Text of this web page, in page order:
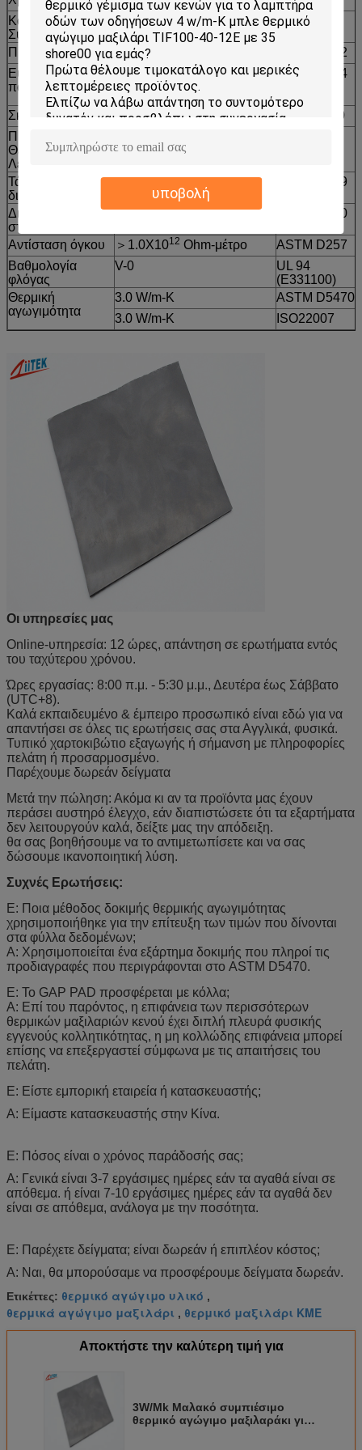
υποβολή
Κατασκευή &
Σύνθεση
Ελαστομερές σιλικόνης
γεμάτο με κεραμικό
******
Πυκνότητα(g/cm³) 3.1
ASTM D792
Εύρος
πάχους(ίντσα/mm)
0.010~0.020 0.030~0.200
ASTM D374
(0.25~0.50)
(0.75~5.00)
Σκληρότητα
65 Shore 00 60 Shore 00
ASTM 2240
Προτεινόμενη
Θερμοκρασία
Λειτουργίας
Τάση
διάσπασης(V/mm)
≥5500 ASTM D149
Διηλεκτρική
σταθερά
6.5 MHz ASTM D150
Αντίσταση όγκου ＞1.0X1012 Ohm-μέτρο
ASTM D257
Βαθμολογία
φλόγας
V-0
UL 94
(E331100)
Θερμική
αγωγιμότητα
3.0 W/m-K
ASTM D5470
3.0 W/m-K
ISO22007
Οι υπηρεσίες μας
Online-υπηρεσία: 12 ώρες, απάντηση σε ερωτήματα εντός
του ταχύτερου χρόνου.
Ώρες εργασίας: 8:00 π.μ. - 5:30 μ.μ., Δευτέρα έως Σάββατο
(UTC+8).
Καλά εκπαιδευμένο & έμπειρο προσωπικό είναι εδώ για να
απαντήσει σε όλες τις ερωτήσεις σας στα Αγγλικά, φυσικά.
Τυπικό χαρτοκιβώτιο εξαγωγής ή σήμανση με πληροφορίες
πελάτη ή προσαρμοσμένο.
Παρέχουμε δωρεάν δείγματα
Μετά την πώληση: Ακόμα κι αν τα προϊόντα μας έχουν
περάσει αυστηρό έλεγχο, εάν διαπιστώσετε ότι τα εξαρτήματα
δεν λειτουργούν καλά, δείξτε μας την απόδειξη.
θα σας βοηθήσουμε να το αντιμετωπίσετε και να σας
δώσουμε ικανοποιητική λύση.
Συχνές Ερωτήσεις:
Ε: Ποια μέθοδος δοκιμής θερμικής αγωγιμότητας
χρησιμοποιήθηκε για την επίτευξη των τιμών που δίνονται
στα φύλλα δεδομένων;
Α: Χρησιμοποιείται ένα εξάρτημα δοκιμής που πληροί τις
προδιαγραφές που περιγράφονται στο ASTM D5470.
Ε: Το GAP PAD προσφέρεται με κόλλα;
Α: Επί του παρόντος, η επιφάνεια των περισσότερων
θερμικών μαξιλαριών κενού έχει διπλή πλευρά φυσικής
εγγενούς κολλητικότητας, η μη κολλώδης επιφάνεια μπορεί
επίσης να επεξεργαστεί σύμφωνα με τις απαιτήσεις του
πελάτη.
Ε: Είστε εμπορική εταιρεία ή κατασκευαστής;
Α: Είμαστε κατασκευαστής στην Κίνα.
Ε: Πόσος είναι ο χρόνος παράδοσής σας;
Α: Γενικά είναι 3-7 εργάσιμες ημέρες εάν τα αγαθά είναι σε
απόθεμα. ή είναι 7-10 εργάσιμες ημέρες εάν τα αγαθά δεν
είναι σε απόθεμα, ανάλογα με την ποσότητα.
Ε: Παρέχετε δείγματα; είναι δωρεάν ή επιπλέον κόστος;
Α: Ναι, θα μπορούσαμε να προσφέρουμε δείγματα δωρεάν.
Ετικέττες: θερμικό αγώγιμο υλικό ,
θερμικά αγώγιμο μαξιλάρι , θερμικό μαξιλάρι ΚΜΕ
Αποκτήστε την καλύτερη τιμή για
3W/Mk Μαλακό συμπιέσιμο
θερμικό αγώγιμο μαξιλαράκι για